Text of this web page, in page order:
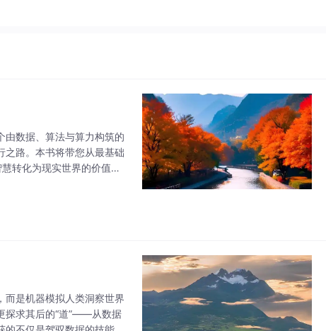
数据、算法与算力构筑的
之路。本书将带您从最基础
转化为现实世界的价值。
而是机器模拟人类洞察世界
探求其后的“道”——从数据